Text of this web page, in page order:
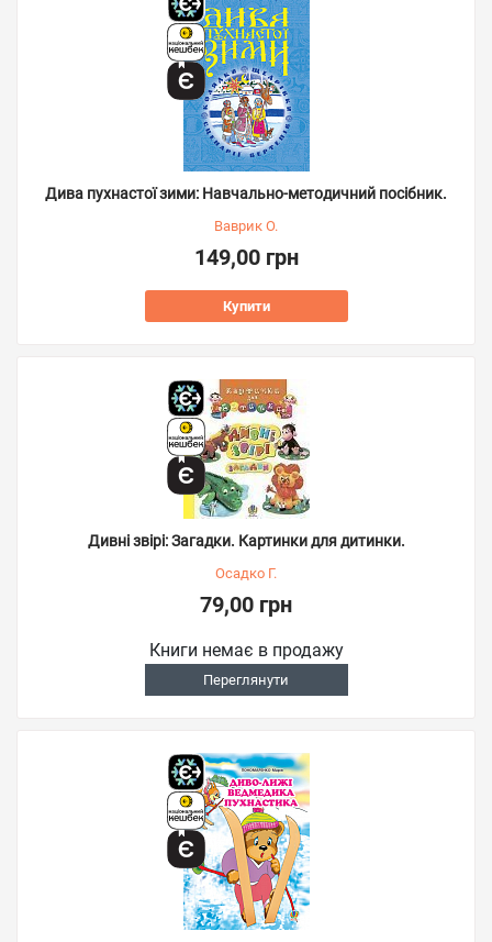
Дива пухнастої зими: Навчально-методичний посібник.
Ваврик О.
149,00 грн
Купити
Дивні звірі: Загадки. Картинки для дитинки.
Осадко Г.
79,00 грн
Книги немає в продажу
Переглянути